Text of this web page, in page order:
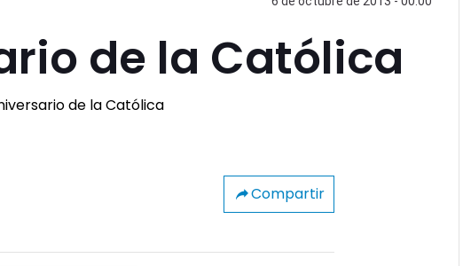
de la Católica
Compartir